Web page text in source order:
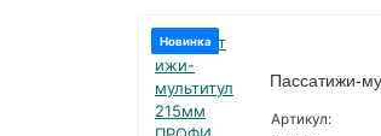
Новинка
Пассатижи-
Артикул: